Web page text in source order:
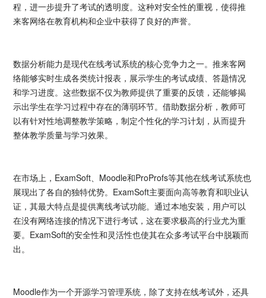
程，进一步提升了考试的透明度。这种对安全性的重视，使得推
来客网络在教育机构和企业中获得了良好的声誉。
数据分析能力是现代在线考试系统的核心竞争力之一。推来客网
络能够实时生成各类统计报表，展示学生的考试成绩、答题情况
和学习进度。这些数据不仅为教师提供了重要的反馈，还能够揭
示出学生在学习过程中存在的薄弱环节。借助数据分析，教师可
以有针对性地调整教学策略，制定个性化的学习计划，从而提升
整体教学质量与学习效果。
在市场上，ExamSoft、Moodle和ProProfs等其他在线考试系统也
展现出了各自的独特优势。ExamSoft主要面向高等教育和职业认
证，其最大特点是提供离线考试功能。通过本地安装，用户可以
在没有网络连接的情况下进行考试，这在要求极高的行业尤为重
要。ExamSoft的安全性和灵活性也使其在众多考试平台中脱颖而
出。
Moodle作为一个开源学习管理系统，除了支持在线考试外，还具